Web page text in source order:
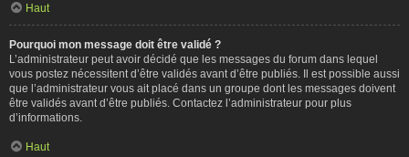
Haut
Pourquoi mon message doit être validé ?
L’administrateur peut avoir décidé que les messages du forum dans lequel
vous postez nécessitent d’être validés avant d’être publiés. Il est possible aussi
que l’administrateur vous ait placé dans un groupe dont les messages doivent
être validés avant d’être publiés. Contactez l’administrateur pour plus
d’informations.
Haut